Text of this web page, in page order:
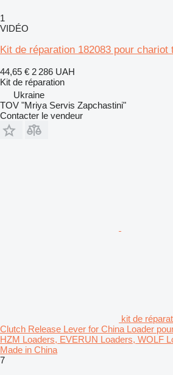
1
VIDÉO
Kit de réparation 182083 pour
44,65 € 2 286 UAH
Kit de réparation
Ukraine
TOV "Mriya Servis Zapchastini"
Contacter le vendeur
kit de
Clutch Release Lever for China Loader
HZM Loaders, EVERUN Loaders, WOLF
Made in China
7